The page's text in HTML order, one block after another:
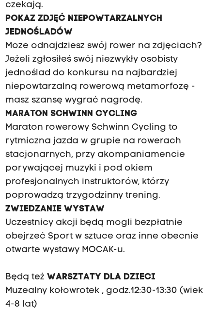
czekają.
POKAZ ZDJĘĆ NIEPOWTARZALNYCH
JEDNOŚLADÓW
Moze odnajdziesz swój rower na zdjęciach?
Jeżeli zgłosiłeś swój niezwykły osobisty
jednoślad do konkursu na najbardziej
niepowtarzalną rowerową metamorfozę -
masz szansę wygrać nagrodę.
MARATON SCHWINN CYCLING
Maraton rowerowy Schwinn Cycling to
rytmiczna jazda w grupie na rowerach
stacjonarnych, przy akompaniamencie
porywającej muzyki i pod okiem
profesjonalnych instruktorów, którzy
poprowadzą trzygodzinny trening.
ZWIEDZANIE WYSTAW
Uczestnicy akcji będą mogli bezpłatnie
obejrzeć Sport w sztuce oraz inne obecnie
otwarte wystawy MOCAK-u.
Będą też WARSZTATY DLA DZIECI
Muzealny kołowrotek , godz.12:30-13:30 (wiek
4-8 lat)